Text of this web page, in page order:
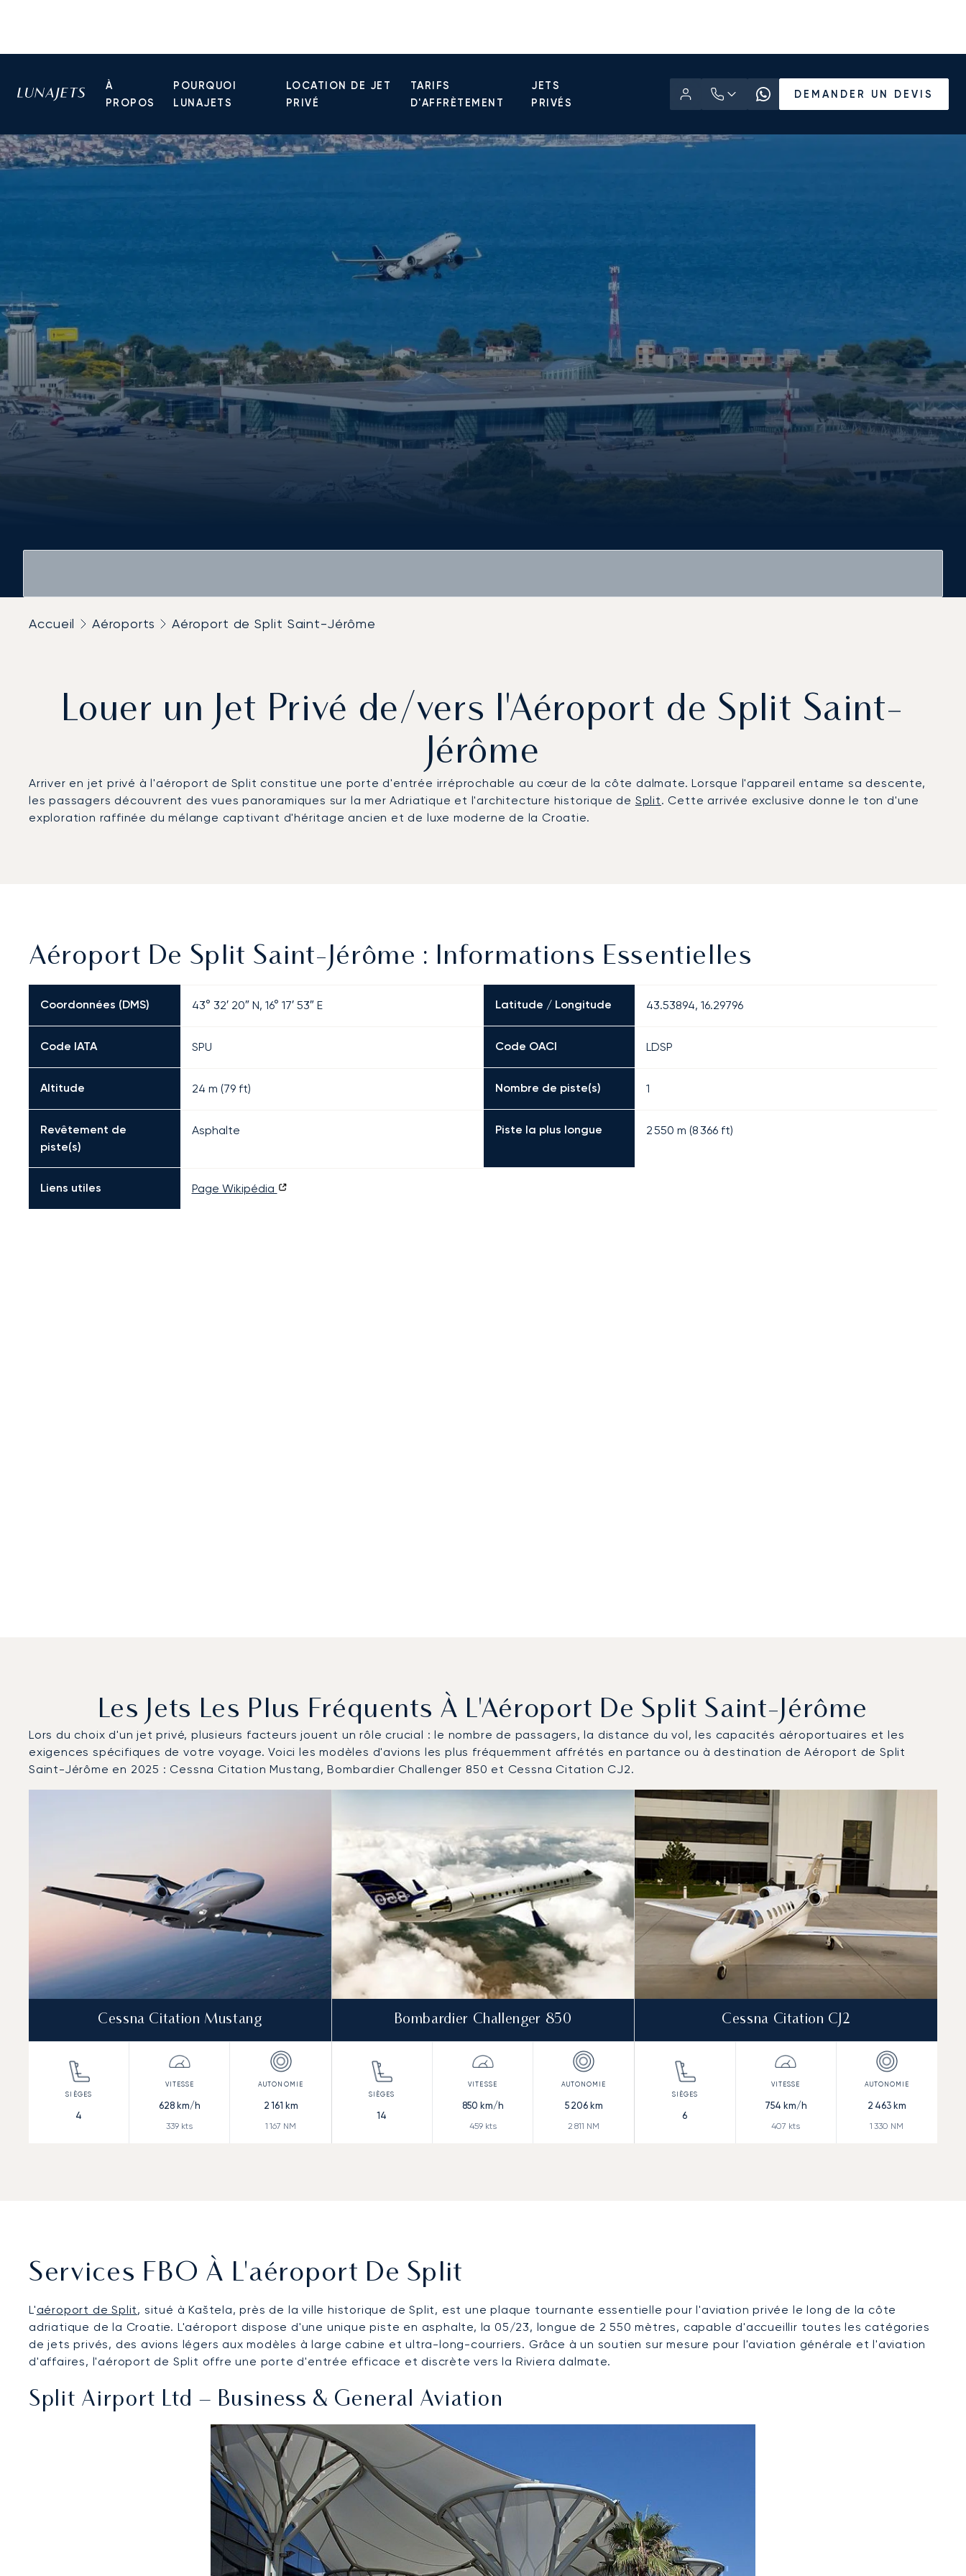
À
PROPOS
POURQUOI
LUNAJETS
LOCATION DE JET
PRIVÉ
TARIFS
D'AFFRÈTEMENT
JETS
PRIVÉS
DEMANDER UN DEVIS
Accueil Aéroports Aéroport de Split Saint-Jérôme
Louer un Jet Privé de/vers l'Aéroport de Split Saint-
Jérôme
Arriver en jet privé à l'aéroport de Split constitue une porte d'entrée irréprochable au cœur de la côte dalmate. Lorsque l'appareil entame sa descente,
les passagers découvrent des vues panoramiques sur la mer Adriatique et l'architecture historique de Split. Cette arrivée exclusive donne le ton d'une
exploration raffinée du mélange captivant d'héritage ancien et de luxe moderne de la Croatie.
Aéroport De Split Saint-Jérôme : Informations Essentielles
Coordonnées (DMS) 43° 32′ 20″ N, 16° 17′ 53″ E Latitude / Longitude 43.53894, 16.29796
Code IATA SPU Code OACI LDSP
Altitude 24 m (79 ft) Nombre de piste(s) 1
Revêtement de
piste(s)
Asphalte Piste la plus longue 2 550 m (8 366 ft)
Liens utiles Page Wikipédia
Les Jets Les Plus Fréquents À L'Aéroport De Split Saint-Jérôme
Lors du choix d'un jet privé, plusieurs facteurs jouent un rôle crucial : le nombre de passagers, la distance du vol, les capacités aéroportuaires et les
exigences spécifiques de votre voyage. Voici les modèles d'avions les plus fréquemment affrétés en partance ou à destination de Aéroport de Split
Saint-Jérôme en 2025 : Cessna Citation Mustang, Bombardier Challenger 850 et Cessna Citation CJ2.
Aéroport de Split Saint-Jérôme : Les 3 modèles d'aéronefs les plus fréquentés en nombre de mouvements en 2025
Cessna Citation Mustang
4
628km/h
339 kts
2 161 km
1 167 NM
Bombardier Challenger 850
14
850 km/h
459kts
5 206km
2 811 NM
Cessna Citation CJ2
6
754 km/h
407 kts
2 463km
1 330 NM
Services FBO À L'aéroport De Split
L'aéroport de Split, situé à Kaštela, près de la ville historique de Split, est une plaque tournante essentielle pour l'aviation privée le long de la côte
adriatique de la Croatie. L'aéroport dispose d'une unique piste en asphalte, la 05/23, longue de 2 550 mètres, capable d'accueillir toutes les catégories
de jets privés, des avions légers aux modèles à large cabine et ultra-long-courriers. Grâce à un soutien sur mesure pour l'aviation générale et l'aviation
d'affaires, l'aéroport de Split offre une porte d'entrée efficace et discrète vers la Riviera dalmate.
Split Airport Ltd – Business & General Aviation